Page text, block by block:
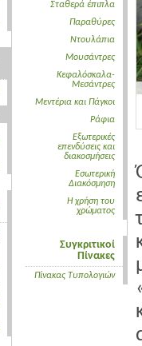
Σταθερά έπιπλα
Παραθύρες
Ντουλάπια
Μουσάντρες
Κεφαλόσκαλα-
Μεσάντρες
Μεντέρια και Πάγκοι
Ράφια
Εξωτερικές
επενδύσεις και
διακοσμήσεις
Εσωτερική
Διακόσμηση
Η χρήση του
χρώματος
Συγκριτικοί
Πίνακες
Πίνακας Τυπολογιών